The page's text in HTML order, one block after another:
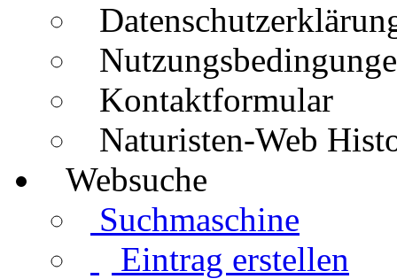
Kontaktformular
Naturisten-Web
Websuche
Suchmaschine
Eintrag erstellen